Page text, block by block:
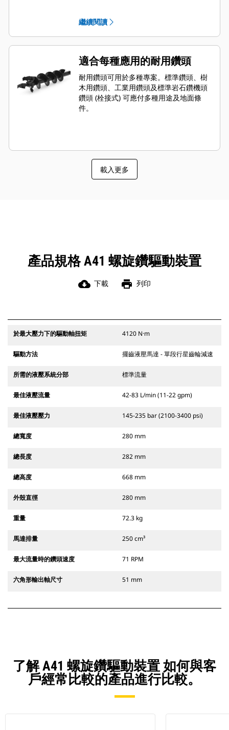
輪驅動液壓齒輪馬達，安裝於行星齒
輪箱，提供最佳的鑽頭速度和輸出扭
矩，適合因應重載型的高性能鑽孔需
求。
繼續閱讀
適合每種應用的耐用鑽頭
耐用鑽頭可用於多種專案。標準鑽頭、樹
木用鑽頭、工業用鑽頭及標準岩石鑽機頭
鑽頭 (栓接式) 可應付多種用途及地面條
件。
載入更多
產品規格 A41 螺旋鑽驅動裝置
cloud_download 下載 print 列印
於最大壓力下的驅動軸扭矩 4120 N·m
驅動方法 擺齒液壓馬達 - 單段行星齒輪減速
所需的液壓系統分部 標準流量
最佳液壓流量 42-83 L/min (11-22 gpm)
最佳液壓壓力 145-235 bar (2100-3400 psi)
總寬度 280 mm
總長度 282 mm
總高度 668 mm
外殼直徑 280 mm
重量 72.3 kg
馬達排量 250 cm³
最大流量時的鑽頭速度 71 RPM
六角形輸出軸尺寸 51 mm
了解 A41 螺旋鑽驅動裝置 如何與客
戶經常比較的產品進行比較。